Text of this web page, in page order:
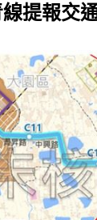
提報交